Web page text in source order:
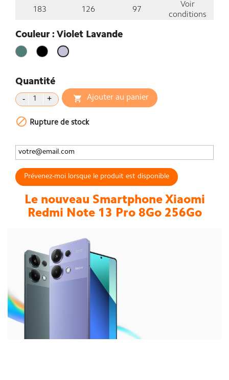
183 126 97
Voir
conditions
Couleur : Violet Lavande
Vert Noir
Violet
Quantité
 Ajouter au panier
 Rupture de stock
Prévenez-moi lorsque le produit est disponible
Le nouveau Smartphone Xiaomi
Redmi Note 13 Pro 8Go 256Go